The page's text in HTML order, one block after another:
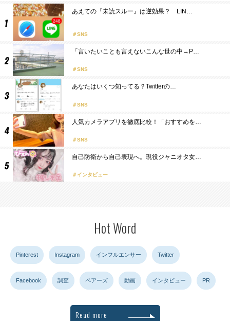
あえての『未読スルー』は逆効果？ LIN…
SNS
「言いたいことも言えないこんな世の中→P…
SNS
あなたはいくつ知ってる？Twitterの…
SNS
人気カメラアプリを徹底比較！「おすすめを…
SNS
自己防衛から自己表現へ。現役ジャニオタ女…
インタビュー
Hot Word
Pinterest Instagram インフルエンサー Twitter
Facebook 調査 ペアーズ 動画 インタビュー PR
Read more